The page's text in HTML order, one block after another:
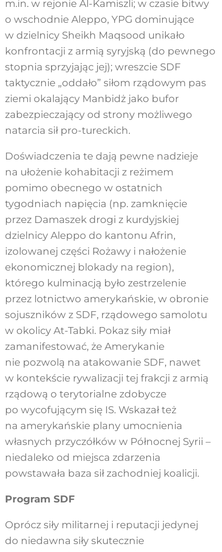
m.in. w rejonie Al-Kamiszli; w czasie bitwy
o wschodnie Aleppo, YPG dominujące
w dzielnicy Sheikh Maqsood unikało
konfrontacji z armią syryjską (do pewnego
stopnia sprzyjając jej); wreszcie SDF
taktycznie „oddało” siłom rządowym pas
ziemi okalający Manbidż jako bufor
zabezpieczający od strony możliwego
natarcia sił pro-tureckich.
Doświadczenia te dają pewne nadzieje
na ułożenie kohabitacji z reżimem
pomimo obecnego w ostatnich
tygodniach napięcia (np. zamknięcie
przez Damaszek drogi z kurdyjskiej
dzielnicy Aleppo do kantonu Afrin,
izolowanej części Rożawy i nałożenie
ekonomicznej blokady na region),
którego kulminacją było zestrzelenie
przez lotnictwo amerykańskie, w obronie
sojuszników z SDF, rządowego samolotu
w okolicy At-Tabki. Pokaz siły miał
zamanifestować, że Amerykanie
nie pozwolą na atakowanie SDF, nawet
w kontekście rywalizacji tej frakcji z armią
rządową o terytorialne zdobycze
po wycofującym się IS. Wskazał też
na amerykańskie plany umocnienia
własnych przyczółków w Północnej Syrii –
niedaleko od miejsca zdarzenia
powstawała baza sił zachodniej koalicji.
Program SDF
Oprócz siły militarnej i reputacji jedynej
do niedawna siły skutecznie